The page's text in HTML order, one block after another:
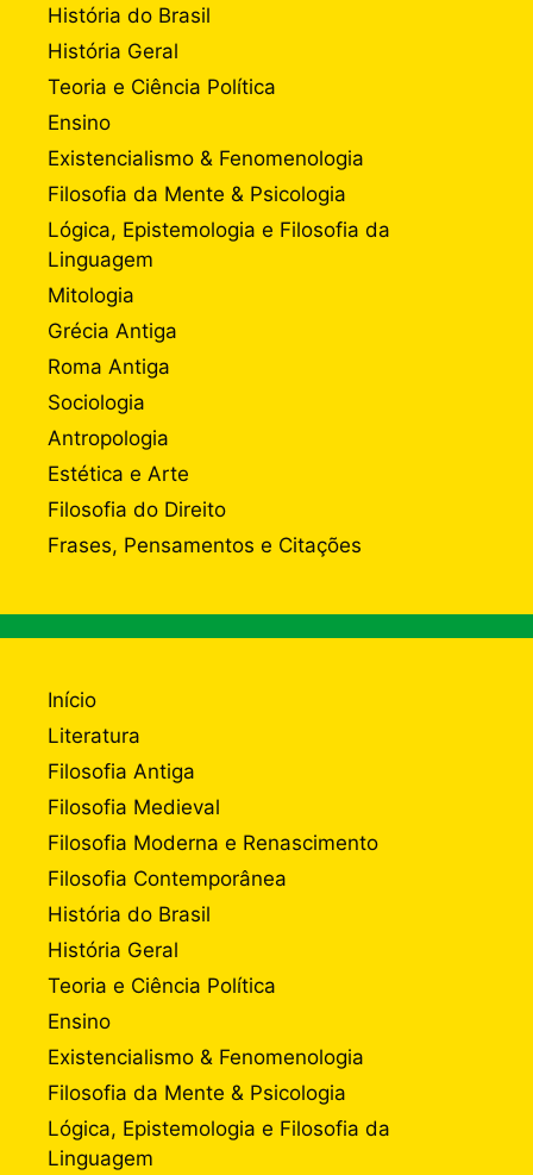
História do Brasil
História Geral
Teoria e Ciência Política
Ensino
Existencialismo & Fenomenologia
Filosofia da Mente & Psicologia
Lógica, Epistemologia e Filosofia da
Linguagem
Mitologia
Grécia Antiga
Roma Antiga
Sociologia
Antropologia
Estética e Arte
Filosofia do Direito
Frases, Pensamentos e Citações
Início
Literatura
Filosofia Antiga
Filosofia Medieval
Filosofia Moderna e Renascimento
Filosofia Contemporânea
História do Brasil
História Geral
Teoria e Ciência Política
Ensino
Existencialismo & Fenomenologia
Filosofia da Mente & Psicologia
Lógica, Epistemologia e Filosofia da
Linguagem